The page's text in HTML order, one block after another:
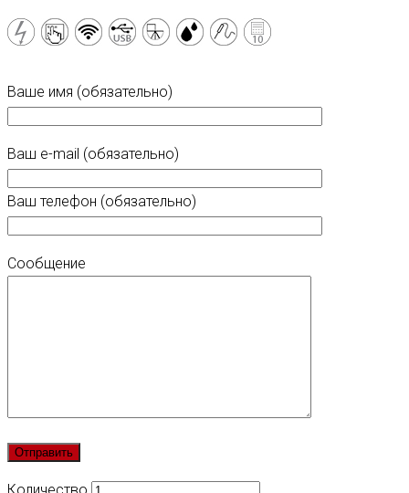
Ваше имя (обязательно)
Ваш e-mail (обязательно)
Ваш телефон (обязательно)
Сообщение